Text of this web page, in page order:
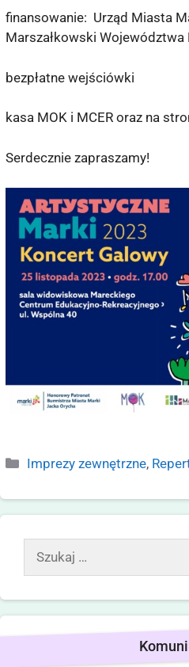
finansowanie: Urząd Miasta
Marszałkowski
bezpłatne wejściówki
kasa MOK i MCER oraz na
Serdecznie zapraszamy!
Imprezy zewnętrzne,